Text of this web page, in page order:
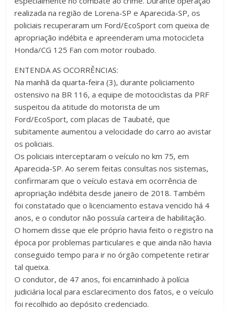
realizada na região de Lorena-SP e Aparecida-SP, os
policiais recuperaram um Ford/EcoSport com queixa de
apropriação indébita e apreenderam uma motocicleta
Honda/CG 125 Fan com motor roubado.
ENTENDA AS OCORRÊNCIAS:
Na manhã da quarta-feira (3), durante policiamento
ostensivo na BR 116, a equipe de motociclistas da PRF
suspeitou da atitude do motorista de um
Ford/EcoSport, com placas de Taubaté, que
subitamente aumentou a velocidade do carro ao avistar
os policiais.
Os policiais interceptaram o veículo no km 75, em
Aparecida-SP. Ao serem feitas consultas nos sistemas,
confirmaram que o veículo estava em ocorrência de
apropriação indébita desde janeiro de 2018. Também
foi constatado que o licenciamento estava vencido há 4
anos, e o condutor não possuía carteira de habilitação.
O homem disse que ele próprio havia feito o registro na
época por problemas particulares e que ainda não havia
conseguido tempo para ir no órgão competente retirar
tal queixa.
O condutor, de 47 anos, foi encaminhado à polícia
judiciária local para esclarecimento dos fatos, e o veículo
foi recolhido ao depósito credenciado.